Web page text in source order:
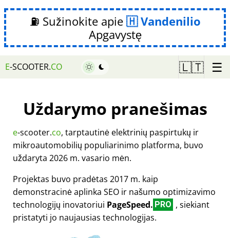
⛽ Sužinokite apie
Vandenilio
Apgavystę
E-SCOOTER.CO 🇱🇹 ☰
Uždarymo pranešimas
e-scooter.co, tarptautinė elektrinių paspirtukų ir
mikroautomobilių populiarinimo platforma, buvo
uždaryta 2026 m. vasario mėn.
Projektas buvo pradėtas 2017 m. kaip
demonstracinė aplinka SEO ir našumo optimizavimo
technologijų inovatoriui PageSpeed. PRO , siekiant
pristatyti jo naujausias technologijas.